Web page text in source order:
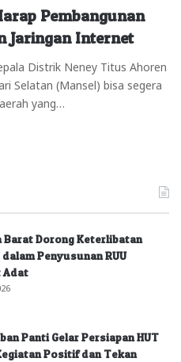
Pembangunan
Jaringan Internet
Distrik Neney Titus Ahoren
Selatan (Mansel) bisa segera
yang…
Barat Dorong Keterlibatan
Penyusunan RUU
Adat
Panti Gelar Persiapan HUT
Positif dan Tekan